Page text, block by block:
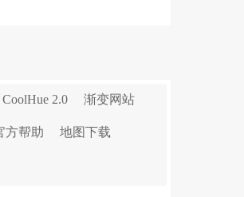
2.0 渐变网站
方帮助 地图下载